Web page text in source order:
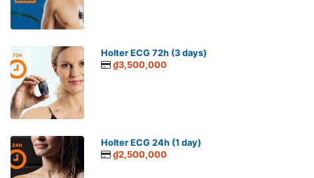
Holter ECG 72h (3 days)
₫3,500,000
Holter ECG 24h (1 day)
₫2,500,000